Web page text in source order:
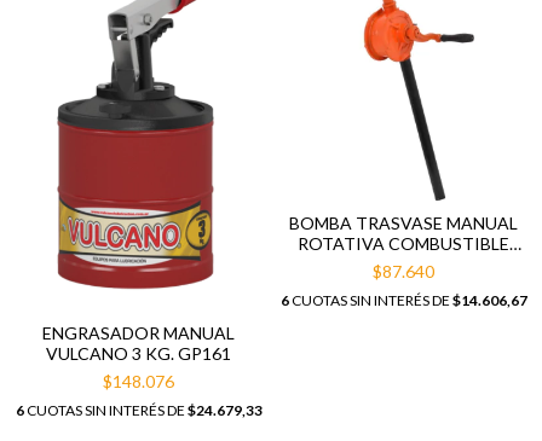
ENGRASADOR MANUAL
VULCANO 3 KG. GP161
$148.076
6CUOTAS SIN INTERÉS DE $24.679,33
BOMBA TRASVASE MANUAL
ROTATIVA COMBUSTIBLE
ACEITE
$87.640
6CUOTAS SIN INTERÉS DE $14.606,67